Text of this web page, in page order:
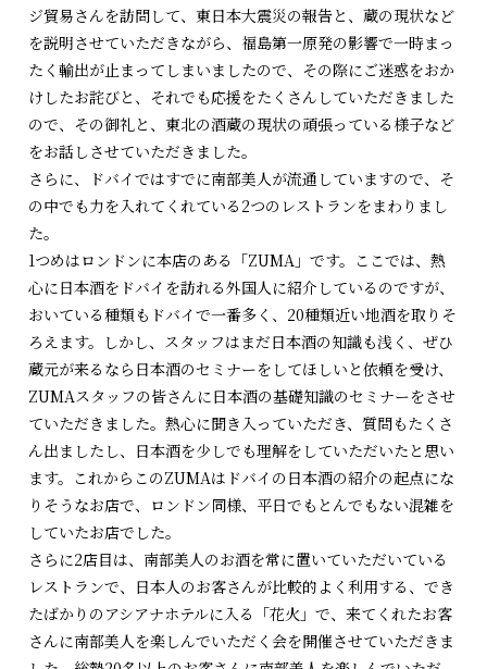
ジ貿易さんを訪問して、東日本大震災の報告と、蔵の現状など
を説明させていただきながら、福島第一原発の影響で一時まっ
たく輸出が止まってしまいましたので、その際にご迷惑をおか
けしたお詫びと、それでも応援をたくさんしていただきました
ので、その御礼と、東北の酒蔵の現状の頑張っている様子など
をお話しさせていただきました。
さらに、ドバイではすでに南部美人が流通していますので、そ
の中でも力を入れてくれている2つのレストランをまわりまし
た。
1つめはロンドンに本店のある「ZUMA」です。ここでは、熱
心に日本酒をドバイを訪れる外国人に紹介しているのですが、
おいている種類もドバイで一番多く、20種類近い地酒を取りそ
ろえます。しかし、スタッフはまだ日本酒の知識も浅く、ぜひ
蔵元が来るなら日本酒のセミナーをしてほしいと依頼を受け、
ZUMAスタッフの皆さんに日本酒の基礎知識のセミナーをさせ
ていただきました。熱心に聞き入っていただき、質問もたくさ
ん出ましたし、日本酒を少しでも理解をしていただいたと思い
ます。これからこのZUMAはドバイの日本酒の紹介の起点にな
りそうなお店で、ロンドン同様、平日でもとんでもない混雑を
していたお店でした。
さらに2店目は、南部美人のお酒を常に置いていただいている
レストランで、日本人のお客さんが比較的よく利用する、でき
たばかりのアシアナホテルに入る「花火」で、来てくれたお客
さんに南部美人を楽しんでいただく会を開催させていただきま